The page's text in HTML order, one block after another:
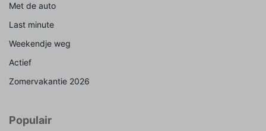
Met de auto
Last minute
Weekendje weg
Actief
Zomervakantie 2026
Populair